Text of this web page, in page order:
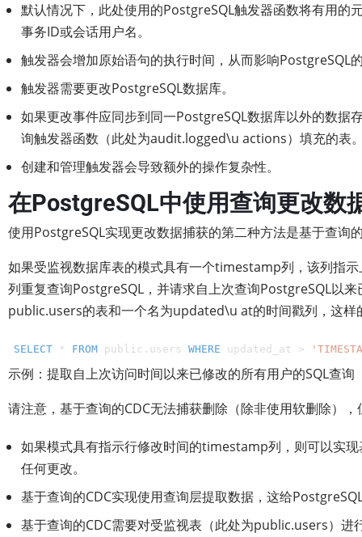
默认情况下，此处使用的PostgreSQL触发器函数将有用的
事务ID或会话用户名。
触发器会增加原始语句的执行时间，从而影响PostgreSQL
触发器需要更改PostgreSQL数据库。
如果更改事件应同步到同一PostgreSQL数据库以外的数据
询触发器函数（此处为audit.logged\u actions）填充的表
创建和管理触发器会导致额外的操作复杂性。
在PostgreSQL中使用查询更改数
使用PostgreSQL实现更改数据捕获的第二种方法是基于查询
如果受监视数据库表的模式具有一个timestamp列，该列指
列重复查询PostgreSQL，并请求自上次查询PostgreSQL以
public.users的表和一个名为updated\u at的时间戳列，这样
SELECT * FROM public.users WHERE updated_at >
示例：提取自上次访问时间以来已修改的所有用户的SQL查
请注意，基于查询的CDC无法捕获删除（除非使用软删除）
如果模式具有指示行修改时间的timestamp列，则可以实
任何更改。
基于查询的CDC实现使用查询层提取数据，这给
基于查询的CDC需要对受监视表（此处为public.users）进